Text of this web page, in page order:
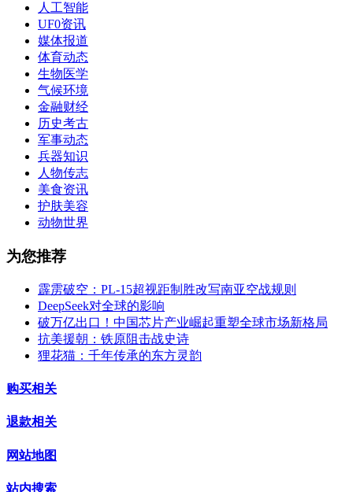
人工智能
UF0资讯
媒体报道
体育动态
生物医学
气候环境
金融财经
历史考古
军事动态
兵器知识
人物传志
美食资讯
护肤美容
动物世界
为您推荐
霹雳破空：PL-15超视距制胜改写南亚空战规则
DeepSeek对全球的影响
破万亿出口！中国芯片产业崛起重塑全球市场新格局
抗美援朝：铁原阻击战史诗
狸花猫：千年传承的东方灵韵
购买相关
退款相关
网站地图
站内搜索